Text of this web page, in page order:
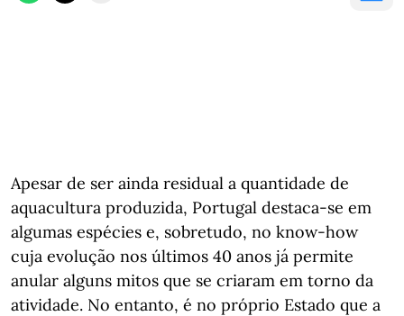
Apesar de ser ainda residual a quantidade de
aquacultura produzida, Portugal destaca-se em
algumas espécies e, sobretudo, no know-how
cuja evolução nos últimos 40 anos já permite
anular alguns mitos que se criaram em torno da
atividade. No entanto, é no próprio Estado que a